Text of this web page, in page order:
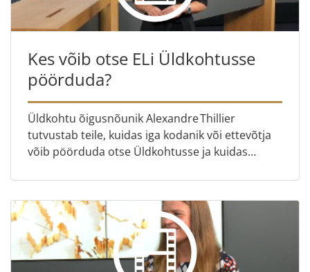
Kes võib otse ELi Üldkohtusse
pöörduda?
Üldkohtu õigusnõunik Alexandre Thillier
tutvustab teile, kuidas iga kodanik või ettevõtja
võib pöörduda otse Üldkohtusse ja kuidas
läbipaistvust.